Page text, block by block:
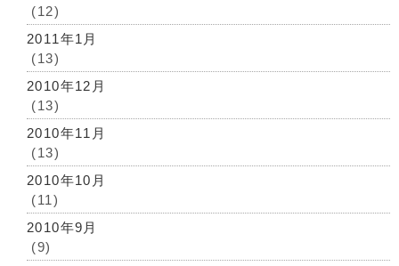
(12)
2011年1月
(13)
2010年12月
(13)
2010年11月
(13)
2010年10月
(11)
2010年9月
(9)